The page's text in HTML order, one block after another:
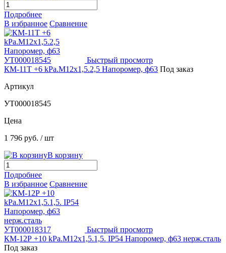
Подробнее
В избранное Сравнение
Быстрый просмотр
КМ-11Т +6 kPа.М12х1,5.2,5 Напоромер, ф63 Под заказ
Артикул
УТ000018545
Цена
1 796 руб. / шт
В корзину
Подробнее
В избранное Сравнение
Быстрый просмотр
КМ-12Р +10 kPа.М12х1,5.1,5. IP54 Напоромер, ф63 нерж.сталь
Под заказ